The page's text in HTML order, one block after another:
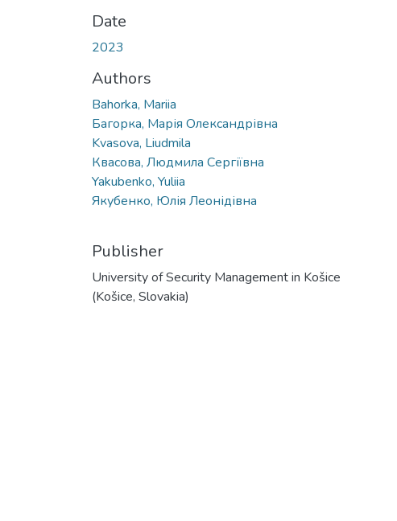
Date
2023
Authors
Bahorka, Mariia
Багорка, Марія Олександрівна
Kvasova, Liudmila
Квасова, Людмила Сергіївна
Yakubenko, Yuliia
Якубенко, Юлія Леонідівна
Publisher
University of Security Management in Košice
(Košice, Slovakia)